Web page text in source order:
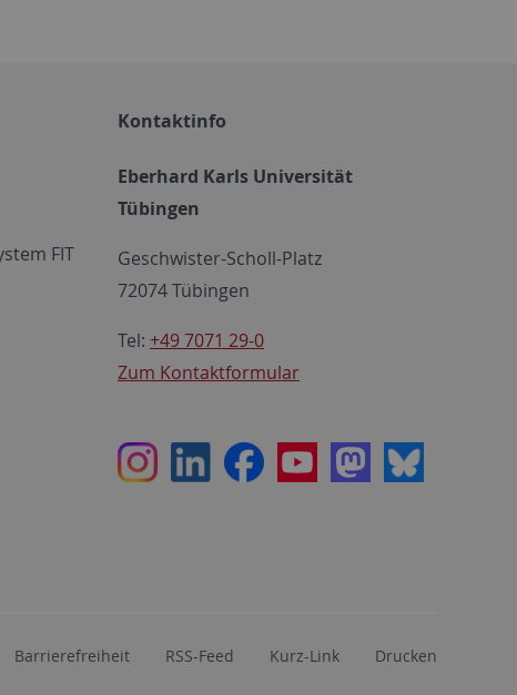
FIT
Kontaktinfo
Eberhard Karls Universität
Tübingen
Geschwister-Scholl-Platz
72074 Tübingen
Tel: +49 7071 29-0
Zum Kontaktformular
InstagramLinkedInFacebookYoutubeMastodon
Bluesky
Barrierefreiheit RSS-Feed Kurz-Link Drucken